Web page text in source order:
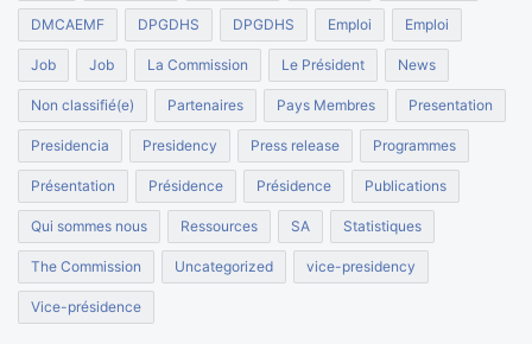
DMCAEMF DPGDHS DPGDHS Emploi Emploi
Job Job La Commission Le Président News
Non classifié(e) Partenaires Pays Membres Presentation
Presidencia Presidency Press release Programmes
Présentation Présidence Présidence Publications
Qui sommes nous Ressources SA Statistiques
The Commission Uncategorized vice-presidency
Vice-présidence